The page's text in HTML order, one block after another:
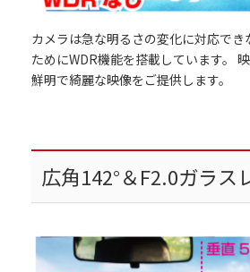
カメラは急な明るさの変化に対応でき
ためにWDR機能を搭載しています。
鮮明で綺麗な映像をご提供します。
広角142°＆F2.0ガラス